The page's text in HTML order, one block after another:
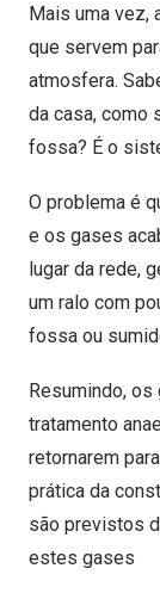
Mais uma vez,
que servem
atmosfera.
da casa, como
fossa? É o
O problema é
e os gases
lugar da rede,
um ralo com
fossa ou
Resumindo,
tratamento
retornarem
prática da
são previstos
estes gases